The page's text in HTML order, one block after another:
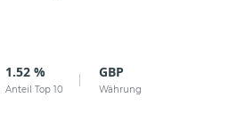
1.52 %
Anteil Top 10
GBP
Währung